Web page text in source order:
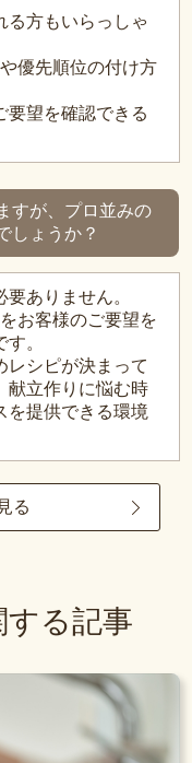
る方もいらっしゃ
優先順位の付け方
要望を確認できる
すが、プロ並みの
しょうか？
ありません。
お客様のご要望を
。
レシピが決まって
献立作りに悩む時
を提供できる環境
る
する記事